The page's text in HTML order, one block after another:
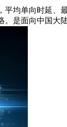
均单向时延、
是面向中国大